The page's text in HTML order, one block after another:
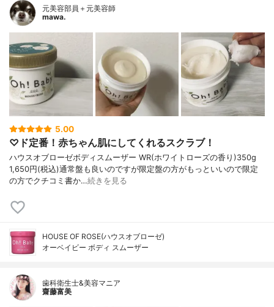
元美容部員＋元美容師
mawa.
5.00
♡ド定番！赤ちゃん肌にしてくれるスクラブ！
ハウスオブローゼボディスムーザー WR(ホワイトローズの香り)350g
1,650円(税込)通常盤も良いのですが限定盤の方がもっといいので限定
の方でクチコミ書か…続きを見る
HOUSE OF ROSE(ハウスオブローゼ)
オーベイビー ボディ スムーザー
歯科衛生士&美容マニア
齋藤富美